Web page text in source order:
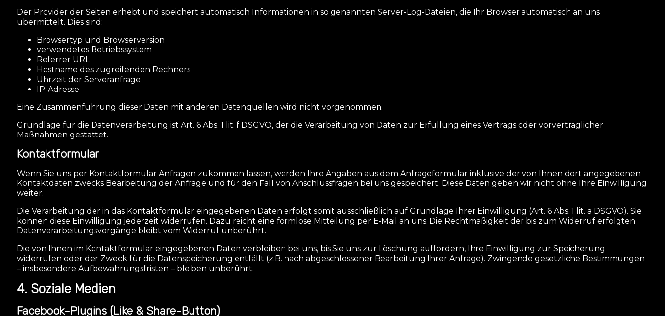
Der Provider der Seiten erhebt und speichert automatisch Informationen in so genannten Server-Log-Dateien, die Ihr Browser automatisch an uns
übermittelt. Dies sind:
Browsertyp und Browserversion
verwendetes Betriebssystem
Referrer URL
Hostname des zugreifenden Rechners
Uhrzeit der Serveranfrage
IP-Adresse
Eine Zusammenführung dieser Daten mit anderen Datenquellen wird nicht vorgenommen.
Grundlage für die Datenverarbeitung ist Art. 6 Abs. 1 lit. f DSGVO, der die Verarbeitung von Daten zur Erfüllung eines Vertrags oder vorvertraglicher
Maßnahmen gestattet.
Kontaktformular
Wenn Sie uns per Kontaktformular Anfragen zukommen lassen, werden Ihre Angaben aus dem Anfrageformular inklusive der von Ihnen dort angegebenen
Kontaktdaten zwecks Bearbeitung der Anfrage und für den Fall von Anschlussfragen bei uns gespeichert. Diese Daten geben wir nicht ohne Ihre Einwilligung
weiter.
Die Verarbeitung der in das Kontaktformular eingegebenen Daten erfolgt somit ausschließlich auf Grundlage Ihrer Einwilligung (Art. 6 Abs. 1 lit. a DSGVO). Sie
können diese Einwilligung jederzeit widerrufen. Dazu reicht eine formlose Mitteilung per E-Mail an uns. Die Rechtmäßigkeit der bis zum Widerruf erfolgten
Datenverarbeitungsvorgänge bleibt vom Widerruf unberührt.
Die von Ihnen im Kontaktformular eingegebenen Daten verbleiben bei uns, bis Sie uns zur Löschung auffordern, Ihre Einwilligung zur Speicherung
widerrufen oder der Zweck für die Datenspeicherung entfällt (z.B. nach abgeschlossener Bearbeitung Ihrer Anfrage). Zwingende gesetzliche Bestimmungen
– insbesondere Aufbewahrungsfristen – bleiben unberührt.
4. Soziale Medien
Facebook-Plugins (Like & Share-Button)